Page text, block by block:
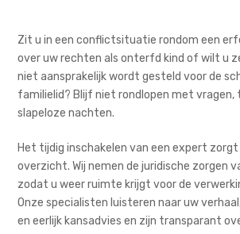
Zit u in een conflictsituatie rondom een
over uw rechten als onterfd kind of wilt u
niet aansprakelijk wordt gesteld voor de
familielid? Blijf niet rondlopen met vragen,
slapeloze nachten.
Het tijdig inschakelen van een expert
overzicht. Wij nemen de juridische zorgen
zodat u weer ruimte krijgt voor de
Onze specialisten luisteren naar uw
en eerlijk kansadvies en zijn transparant